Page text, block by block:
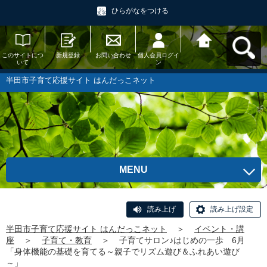
ひらがなをつける
このサイトにつ
いて
新規登録 お問い合わせ
個人会員ログイ
ン
半田市子育て応
援サイト はんだ
っこネットへ戻
半田市子育て応援サイト はんだっこネット
MENU
読み上げ 読み上げ設定
半田市子育て応援サイト はんだっこネット ＞
イベント・講
座
＞ 子育て・教育 ＞
子育てサロン♪はじめの一歩 6月
「身体機能の基礎を育てる～親子でリズム遊び＆ふれあい遊び
～」